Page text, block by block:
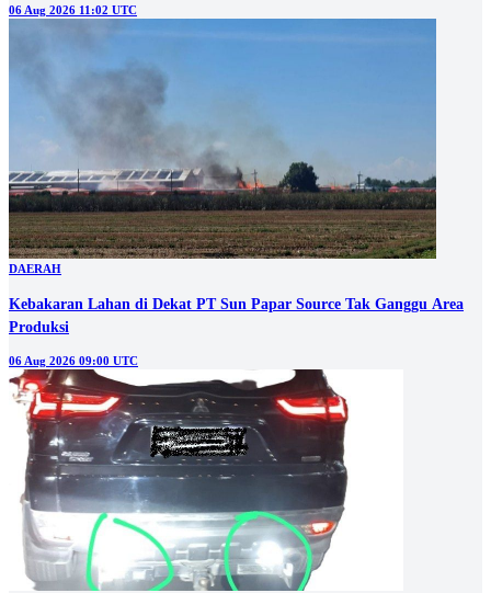
06 Aug 2026 11:02 UTC
DAERAH
Kebakaran Lahan di Dekat PT Sun Papar Source Tak Ganggu Area
Produksi
06 Aug 2026 09:00 UTC